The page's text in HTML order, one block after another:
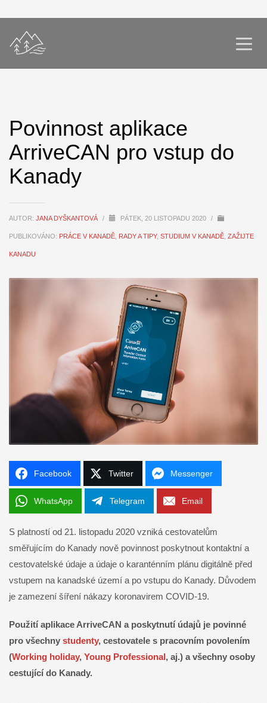
Povinnost aplikace
ArriveCAN pro vstup do
Kanady
AUTOR: JANA DYŠKANTOVÁ / PÁTEK, 20 LISTOPADU 2020 /
PUBLIKOVÁNO: PRÁCE V KANADĚ RADY A TIPY, STUDIUM V KANADĚ ZAŽIJTE
KANADU
Facebook Twitter Messenger
WhatsApp Telegram Email
S platností od 21. listopadu 2020 vzniká cestovatelům
směřujícím do Kanady nově povinnost poskytnout kontaktní a
cestovatelské údaje a údaje o karanténním plánu digitálně před
vstupem na kanadské území a po vstupu do Kanady. Důvodem
je zamezení šíření nákazy koronavirem COVID-19.
Použití aplikace ArriveCAN a poskytnutí údajů je povinné
pro všechny studenty, cestovatele s pracovním povolením
(Working holiday, Young Professional, aj.) a všechny osoby
cestující do Kanady.